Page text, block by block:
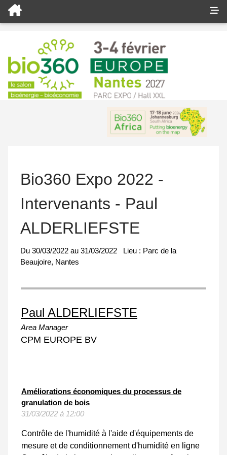
Bio360 Expo 2022 -
Intervenants - Paul
ALDERLIEFSTE
Du 30/03/2022 au 31/03/2022 Lieu : Parc de la
Beaujoire, Nantes
Paul ALDERLIEFSTE
Area Manager
CPM EUROPE BV
Améliorations économiques du processus de
granulation de bois
31/03/2022 à 12:00
Contrôle de l'humidité à l'aide d'équipements de
mesure et de conditionnement d'humidité en ligne